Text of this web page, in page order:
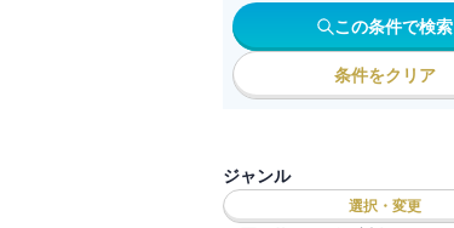
この条件で検索
条件をクリア
ジャンル
選択・変更